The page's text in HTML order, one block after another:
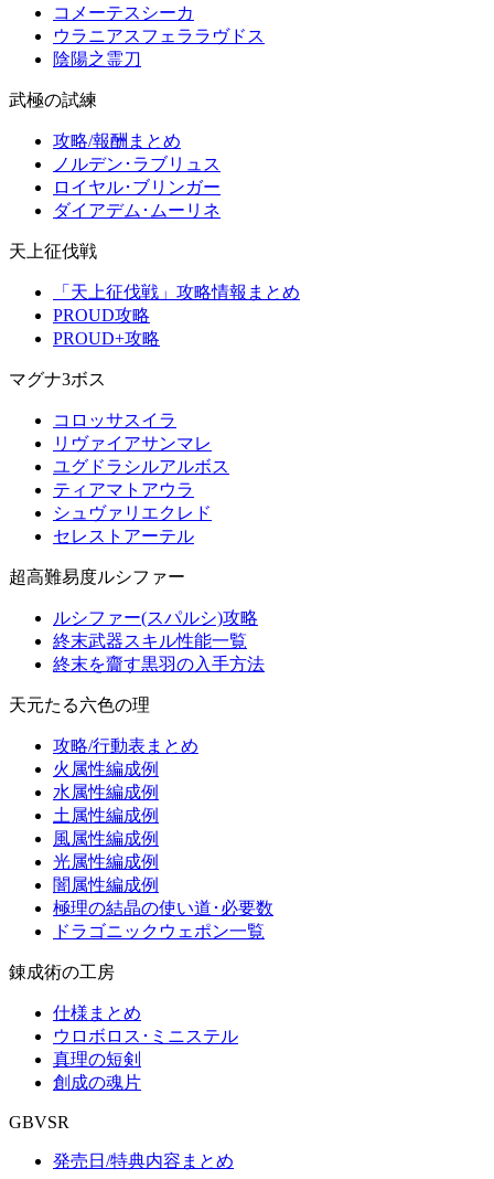
コメーテスシーカ
ウラニアスフェララヴドス
陰陽之霊刀
武極の試練
攻略/報酬まとめ
ノルデン･ラブリュス
ロイヤル･ブリンガー
ダイアデム･ムーリネ
天上征伐戦
「天上征伐戦」攻略情報まとめ
PROUD攻略
PROUD+攻略
マグナ3ボス
コロッサスイラ
リヴァイアサンマレ
ユグドラシルアルボス
ティアマトアウラ
シュヴァリエクレド
セレストアーテル
超高難易度ルシファー
ルシファー(スパルシ)攻略
終末武器スキル性能一覧
終末を齎す黒羽の入手方法
天元たる六色の理
攻略/行動表まとめ
火属性編成例
水属性編成例
土属性編成例
風属性編成例
光属性編成例
闇属性編成例
極理の結晶の使い道･必要数
ドラゴニックウェポン一覧
錬成術の工房
仕様まとめ
ウロボロス･ミニステル
真理の短剣
創成の魂片
GBVSR
発売日/特典内容まとめ